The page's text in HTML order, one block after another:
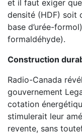
et il faut exiger
densité (HDF) soit
base d’urée-
formaldéhyde).
Construction
Radio-Canada
gouvernement
cotation
stimulerait leur
revente, sans